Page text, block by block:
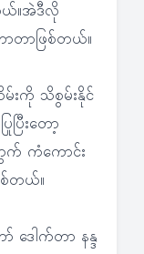
ယ်။အဲဒီလို
တာဖြစ်တယ်။
းကို သိစွမ်းနိုင်
ြီးတော့
တွက် ကံကောင်း
တယ်။
ဒေါက်တာ နန္ဒ